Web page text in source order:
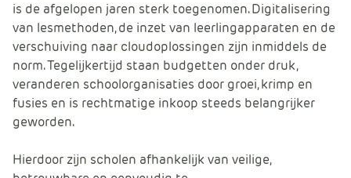
is de afgelopen jaren sterk toegenomen. Digitalisering
van lesmethoden, de inzet van leerlingapparaten en de
verschuiving naar cloudoplossingen zijn inmiddels de
norm. Tegelijkertijd staan budgetten onder druk,
veranderen schoolorganisaties door groei, krimp en
fusies en is rechtmatige inkoop steeds belangrijker
geworden.
Hierdoor zijn scholen afhankelijk van veilige,